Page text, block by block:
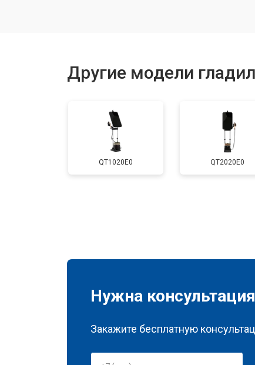
Другие модели
QT1020E0 QT2020E0
Нужна
Закажите бесплатную